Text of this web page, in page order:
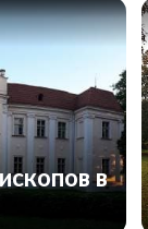
в